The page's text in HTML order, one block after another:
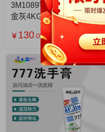
3M1089钣金灰 3M1089钣
金灰4KG 单罐
￥ 130 .00